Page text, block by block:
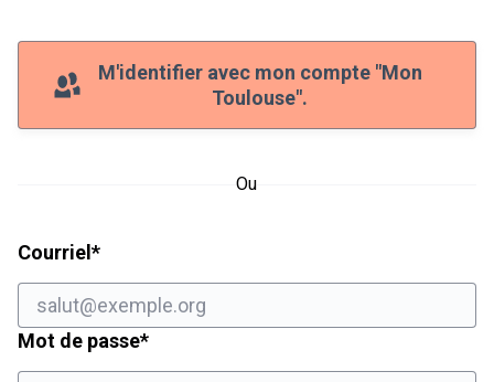
M'identifier avec mon compte "Mon
Toulouse".
Ou
Courriel *Champ obligatoire
Mot de passe*Champ obligatoire